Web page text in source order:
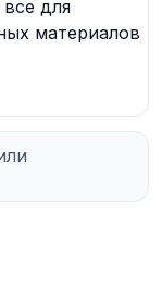
для
материалов